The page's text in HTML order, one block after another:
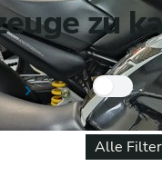
zu
Next
Alle